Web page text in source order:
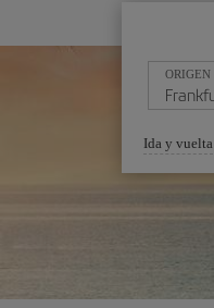
ORIGEN
Seleccione
una
opción
Ida y vuelta